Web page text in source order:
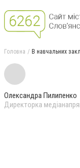
Головна В навчальних
Олександра Пилипенко
Директорка